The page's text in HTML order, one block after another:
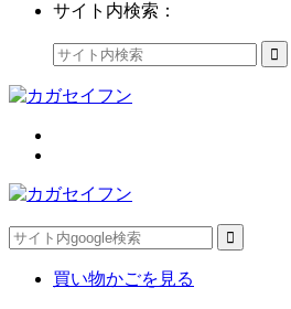
サイト内検索：
買い物かごを見る